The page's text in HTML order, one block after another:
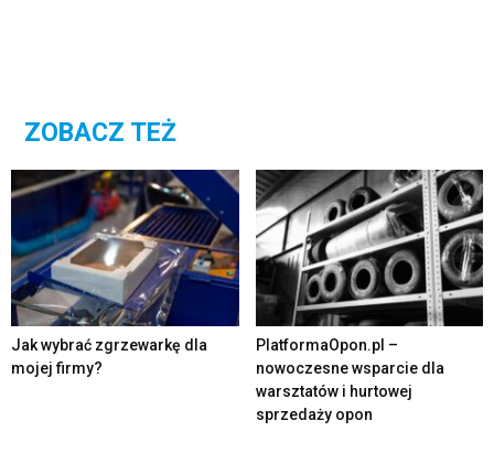
ZOBACZ TEŻ
Jak wybrać zgrzewarkę dla
mojej firmy?
PlatformaOpon.pl –
nowoczesne wsparcie dla
warsztatów i hurtowej
sprzedaży opon